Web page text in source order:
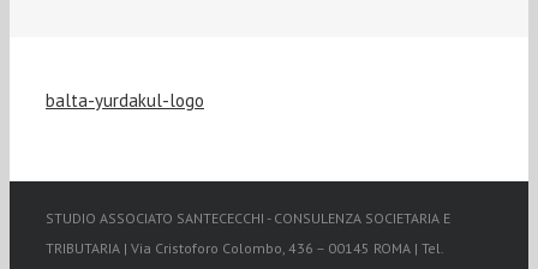
balta-yurdakul-logo
STUDIO ASSOCIATO SANTECECCHI - CONSULENZA SOCIETARIA E
TRIBUTARIA | Via Cristoforo Colombo, 436 – 00145 ROMA | Tel.